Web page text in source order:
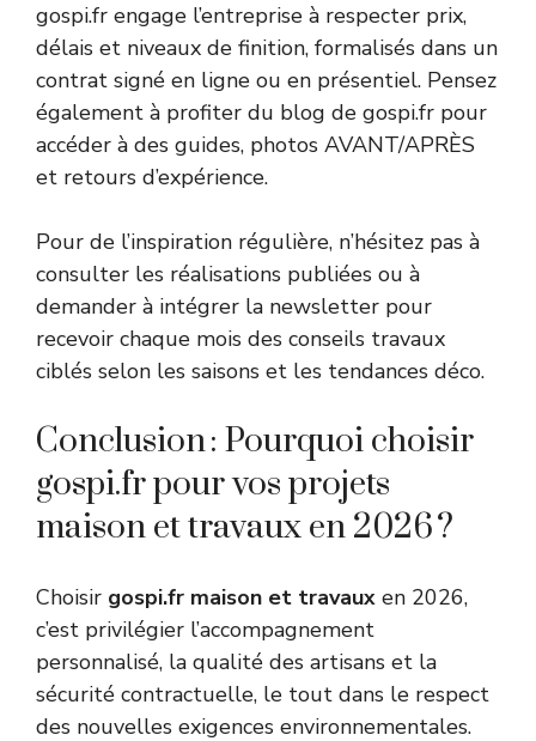
gospi.fr engage l’entreprise à respecter prix,
délais et niveaux de finition, formalisés dans un
contrat signé en ligne ou en présentiel. Pensez
également à profiter du blog de gospi.fr pour
accéder à des guides, photos AVANT/APRÈS
et retours d’expérience.
Pour de l’inspiration régulière, n’hésitez pas à
consulter les réalisations publiées ou à
demander à intégrer la newsletter pour
recevoir chaque mois des conseils travaux
ciblés selon les saisons et les tendances déco.
Conclusion : Pourquoi choisir
gospi.fr pour vos projets
maison et travaux en 2026 ?
Choisir gospi.fr maison et travaux en 2026,
c’est privilégier l’accompagnement
personnalisé, la qualité des artisans et la
sécurité contractuelle, le tout dans le respect
des nouvelles exigences environnementales.